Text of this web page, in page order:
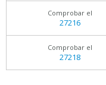
Comprobar el
27216
Comprobar el
27218